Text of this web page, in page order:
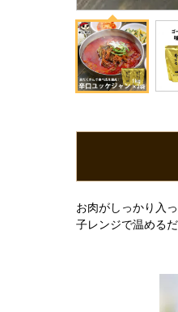
お肉がしっかり入
子レンジで温める